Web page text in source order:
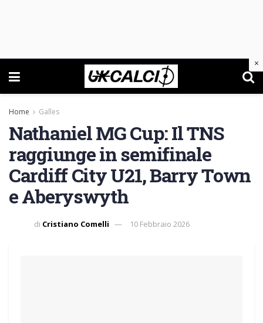
Home Galles
Nathaniel MG Cup: Il TNS
raggiunge in semifinale
Cardiff City U21, Barry Town
e Aberyswyth
di Cristiano Comelli 10 Febbraio 2026
×